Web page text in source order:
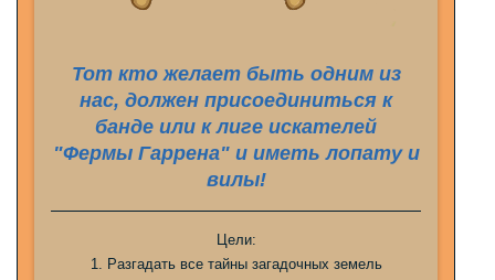
Тот кто желает быть одним из
нас, должен присоединиться к
банде или к лиге искателей
"Фермы Гаррена" и иметь лопату и
вилы!
Цели:
1. Разгадать все тайны загадочных земель